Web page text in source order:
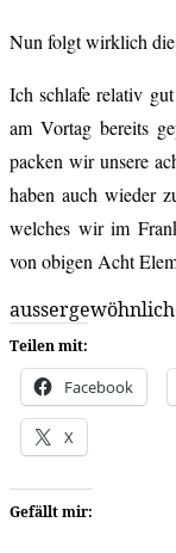
Nun folgt wirklich
Ich schlafe relativ
am Vortag bereits
packen wir unsere
haben auch wieder
welches wir im
von obigen Acht
Teilen mit:
Facebook
X
Gefällt mir: